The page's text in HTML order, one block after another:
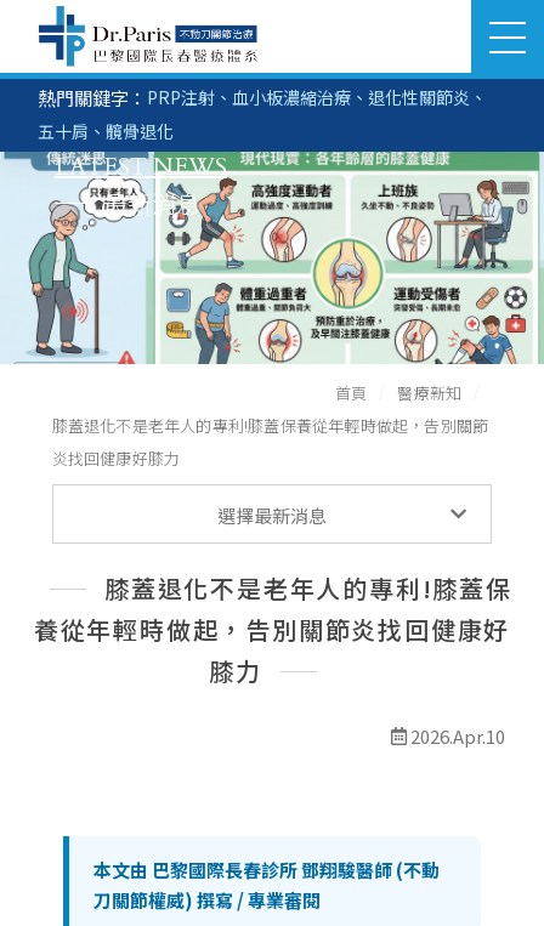
立即搜尋
關於巴黎國際
推薦分院
醫療團隊
服務項目
榮耀與紀錄
最新消息
線上預約
熱門關鍵字： PRP注射 、血小板濃縮治療 、 退化性關節炎 、
五十肩 、髖骨退化
LATEST NEWS
最新消息
首頁
醫療新知
膝蓋退化不是老年人的專利!膝蓋保養從年輕時做起，告別關節
炎找回健康好膝力
選擇最新消息
膝蓋退化不是老年人的專利!膝蓋保
養從年輕時做起，告別關節炎找回健康好
膝力
2026.Apr.10
本文由 巴黎國際長春診所 鄧翔駿醫師 (不動
刀關節權威) 撰寫 / 專業審閱